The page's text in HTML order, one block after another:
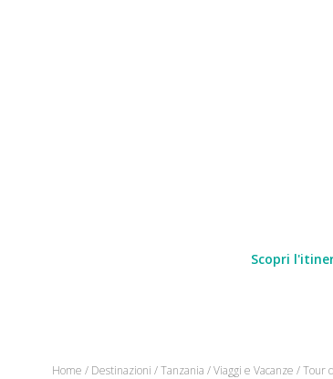
Scopri
Home / Destinazioni /Tanzania /Viaggi e Vacanze /Tour